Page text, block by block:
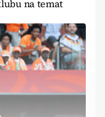
na temat